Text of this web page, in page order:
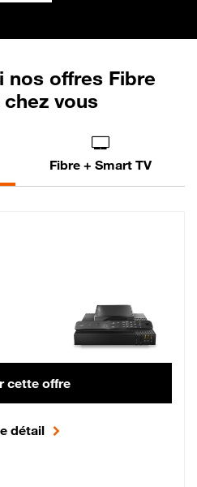
nos offres Fibre
vous
Fibre + Smart TV
Lite Fibre
cette offre
détail